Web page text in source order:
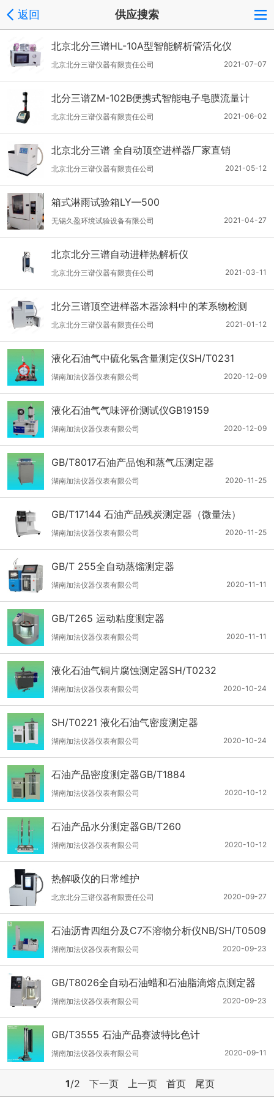
返回 供应搜索
北京北分三谱HL-10A型智能解析管活化仪
2021-07-07
北京北分三谱仪器有限责任公司
北分三谱ZM-102B便携式智能电子皂膜流量计
2021-06-02
北京北分三谱仪器有限责任公司
北京北分三谱 全自动顶空进样器厂家直销
2021-05-12
北京北分三谱仪器有限责任公司
箱式淋雨试验箱LY—500
2021-04-27
无锡久盈环境试验设备有限公司
北京北分三谱自动进样热解析仪
2021-03-11
北京北分三谱仪器有限责任公司
北分三谱顶空进样器木器涂料中的苯系物检测
2021-01-12
北京北分三谱仪器有限责任公司
液化石油气中硫化氢含量测定仪SH/T0231
2020-12-09
湖南加法仪器仪表有限公司
液化石油气气味评价测试仪GB19159
2020-12-09
湖南加法仪器仪表有限公司
GB/T8017石油产品饱和蒸气压测定器
2020-11-25
湖南加法仪器仪表有限公司
GB/T17144 石油产品残炭测定器（微量法）
2020-11-25
湖南加法仪器仪表有限公司
GB/T 255全自动蒸馏测定器
2020-11-11
湖南加法仪器仪表有限公司
GB/T265 运动粘度测定器
2020-11-11
湖南加法仪器仪表有限公司
液化石油气铜片腐蚀测定器SH/T0232
2020-10-24
湖南加法仪器仪表有限公司
SH/T0221 液化石油气密度测定器
2020-10-24
湖南加法仪器仪表有限公司
石油产品密度测定器GB/T1884
2020-10-12
湖南加法仪器仪表有限公司
石油产品水分测定器GB/T260
2020-10-12
湖南加法仪器仪表有限公司
热解吸仪的日常维护
2020-09-27
北京北分三谱仪器有限责任公司
石油沥青四组分及C7不溶物分析仪NB/SH/T0509
2020-09-23
湖南加法仪器仪表有限公司
GB/T8026全自动石油蜡和石油脂滴熔点测定器
2020-09-23
湖南加法仪器仪表有限公司
GB/T3555 石油产品赛波特比色计
2020-09-11
湖南加法仪器仪表有限公司
1/2 下一页 上一页 首页 尾页